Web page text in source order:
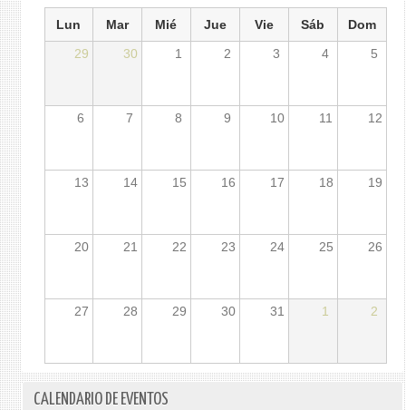
Lun Mar Mié Jue Vie Sáb
Dom
29
30 1 2 3 4 5
6 7 8 9 10 11 12
13 14 15 16 17 18 19
20 21 22 23 24 25 26
27 28 29 30 31 1 2
CALENDARIO DE EVENTOS